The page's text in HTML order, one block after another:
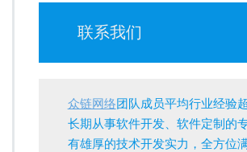
联系我们
众链网络团队成员平均行业经验
长期从事软件开发、软件定制的
有雄厚的技术开发实力，全方位